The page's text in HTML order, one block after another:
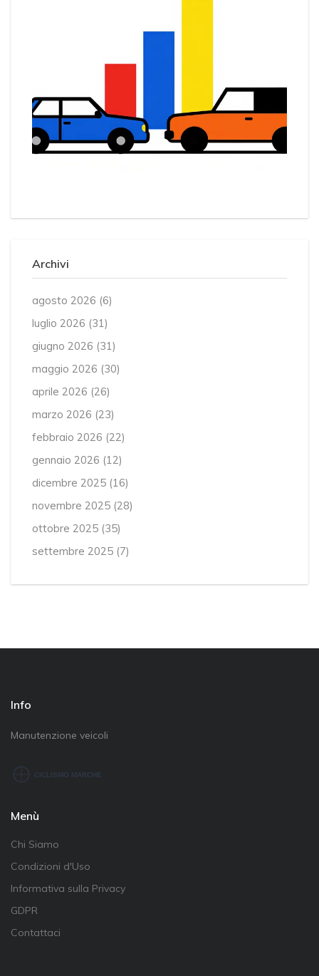
Archivi
agosto 2026 (6)
luglio 2026 (31)
giugno 2026 (31)
maggio 2026 (30)
aprile 2026 (26)
marzo 2026 (23)
febbraio 2026 (22)
gennaio 2026 (12)
dicembre 2025 (16)
novembre 2025 (28)
ottobre 2025 (35)
settembre 2025 (7)
Info
Manutenzione veicoli
Menù
Chi Siamo
Condizioni d'Uso
Informativa sulla Privacy
GDPR
Contattaci